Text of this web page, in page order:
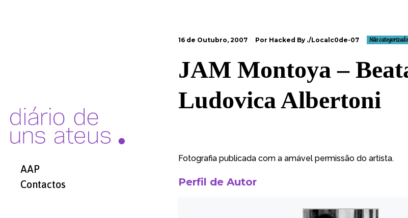
AAP
Contactos
16 de Outubro, 2007 Por Hacked By ./Localc0de-07 Não categorizado
JAM Montoya –
Ludovica Albertoni
Fotografia publicada com a amável permissão do artista.
Perfil de Autor